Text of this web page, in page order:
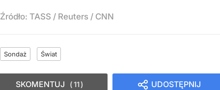
Źródło: TASS / Reuters / CNN
Sondaż Świat
UDOSTĘPNIJ
SKOMENTUJ 11